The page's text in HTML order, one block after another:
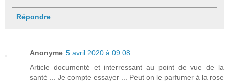
Répondre
Anonyme 5 avril 2020 à 09:08
Article documenté et interressant au point de vue de la
santé ... Je compte essayer ... Peut on le parfumer à la rose